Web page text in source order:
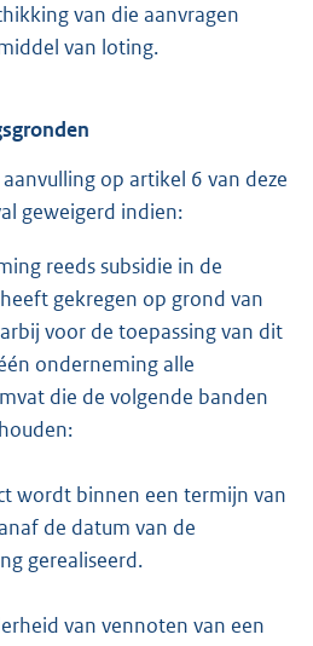
van die aanvragen
van loting.
op artikel 6 van deze
geweigerd indien:
reeds subsidie in de
gekregen op grond van
voor de toepassing van dit
onderneming alle
die de volgende banden
wordt binnen een termijn van
de datum van de
gerealiseerd.
van vennoten van een